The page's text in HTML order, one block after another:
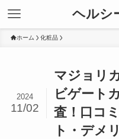
ヘルシ
ホーム 化粧品
マジョリ
ビゲート
査！口コ
ト・デメ
2024
11/02